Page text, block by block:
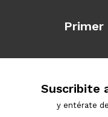
Primer
Suscribite
y entérate